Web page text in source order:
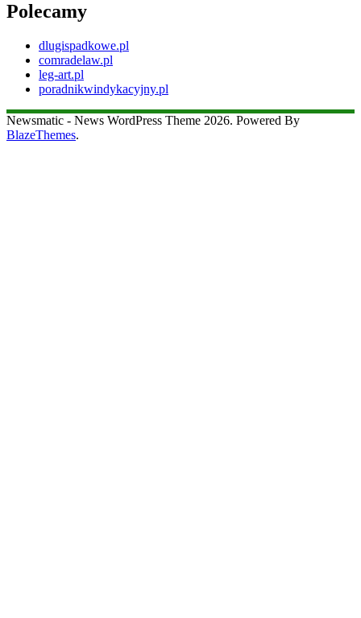
Polecamy
dlugispadkowe.pl
comradelaw.pl
leg-art.pl
poradnikwindykacyjny.pl
Newsmatic - News WordPress Theme 2026. Powered By
BlazeThemes.